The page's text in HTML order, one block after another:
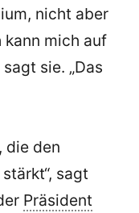
nicht aber
kann mich auf
sie. „Das
die den
sagt
Präsident